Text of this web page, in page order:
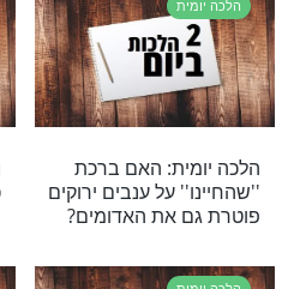
– מתנות הלכה